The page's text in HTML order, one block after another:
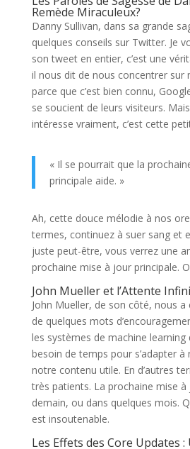
Remède Miraculeux?
Danny Sullivan, dans sa grande
quelques conseils sur Twitter. Je
son tweet en entier, c’est une
il nous dit de nous concentrer sur
parce que c’est bien connu,
se soucient de leurs visiteurs.
intéresse vraiment, c’est cette
« Il se pourrait que la
principale aide. »
Ah, cette douce mélodie à nos
termes, continuez à suer sang et
juste peut-être, vous verrez une
prochaine mise à jour principale.
John Mueller et l’Attente
John Mueller, de son côté, nous
de quelques mots
les systèmes de machine
besoin de temps pour s’adapter
notre contenu utile. En d’autres
très patients. La prochaine mise
demain, ou dans quelques mois.
est insoutenable.
Les Effets des Core Updates